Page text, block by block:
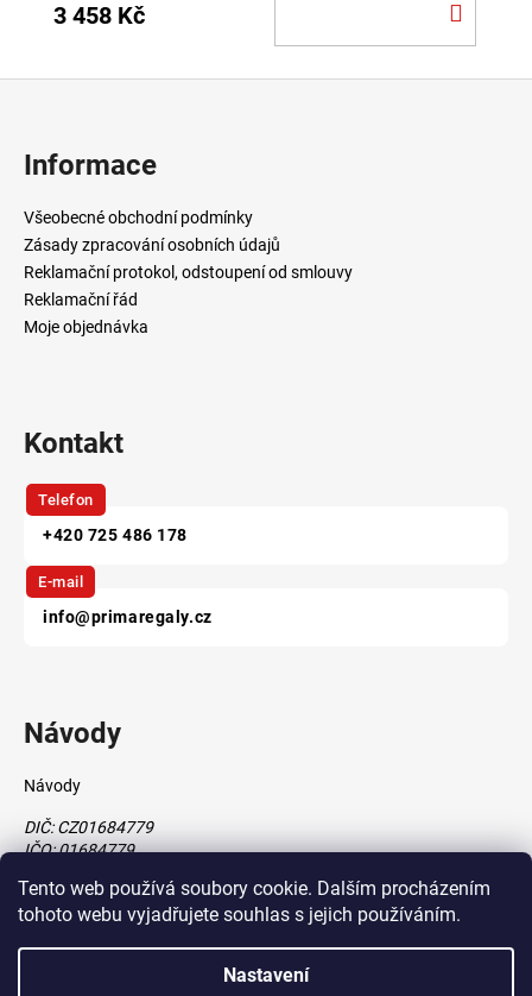
Tento web používá soubory cookie. Dalším procházením
tohoto webu vyjadřujete souhlas s jejich používáním.
Nastavení
3 458 Kč
Informace
Všeobecné obchodní podmínky
Zásady zpracování osobních údajů
Reklamační protokol, odstoupení od smlouvy
Reklamační řád
Moje objednávka
Kontakt
Telefon
+420 725 486 178
E-mail
info@primaregaly.cz
Návody
Návody
DIČ: CZ01684779
IČO: 01684779
Vytvořil Shoptet
vytvořilŠtefan Mazáň